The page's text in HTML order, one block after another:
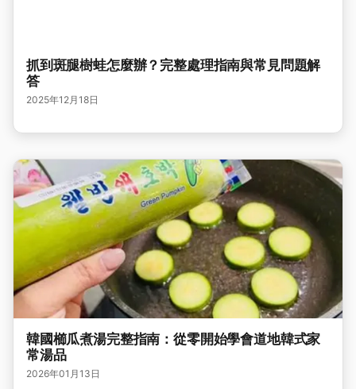
抓到斑腿樹蛙怎麼辦？完整處理指南與常見問題解
答
2025年12月18日
韓國櫛瓜煮湯完整指南：從零開始學會道地韓式家
常湯品
2026年01月13日